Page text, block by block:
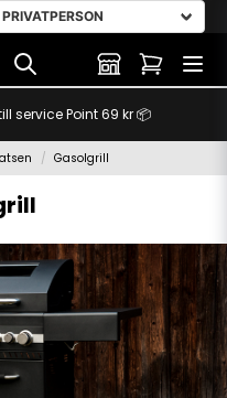
service Point 69 kr 📦
Gasolgrill